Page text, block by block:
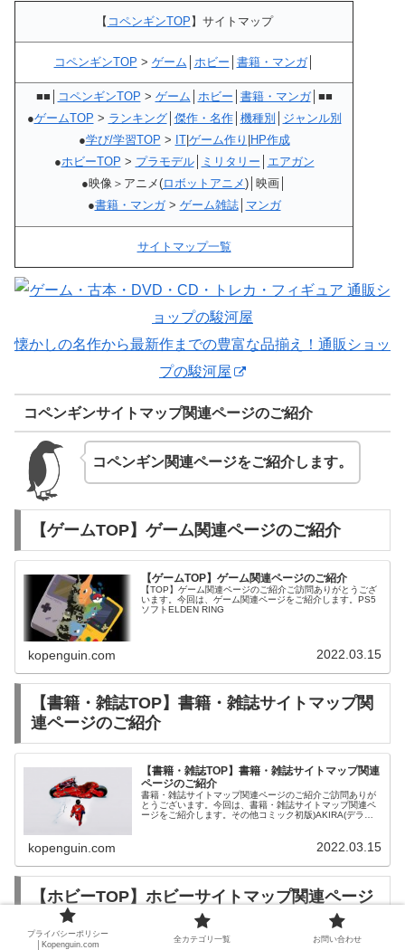
【 コペンギンTOP 】サイトマップ
コペンギンTOP > ゲーム ホビー 書籍・マンガ│
■■│ コペンギンTOP > ゲーム ホビー 書籍・マンガ│■■
●ゲームTOP > ランキング│ 傑作・名作│ 機種別
ジャンル別
●学び/学習TOP > IT| ゲーム作り HP作成
●ホビーTOP > プラモデル│ ミリタリー
エアガン
●映像＞アニメ(ロボットアニメ)│映画│
●書籍・マンガ> ゲーム雑誌│ マンガ
サイトマップ一覧
懐かしの名作から最新作までの豊富な品揃え！通販ショッ
プの駿河屋
コペンギンサイトマップ関連ページのご紹介
コペンギン関連ページをご紹介します。
【ゲームTOP】ゲーム関連ページのご紹介
【ゲームTOP】ゲーム関連ページのご紹介
【TOP】ゲーム関連ページのご紹介ご訪問ありがとうござ
います。今回は、ゲーム関連ページをご紹介します。PS5
ソフトELDEN RING
kopenguin.com 2022.03.15
【書籍・雑誌TOP】書籍・雑誌サイトマップ関
連ページのご紹介
【書籍・雑誌TOP】書籍・雑誌サイトマップ関連
ページのご紹介
書籍・雑誌サイトマップ関連ページのご紹介ご訪問ありが
とうございます。今回は、書籍・雑誌サイトマップ関連ペ
ージをご紹介します。その他コミック初版)AKIRA(デラッ
kopenguin.com 2022.03.15
【ホビーTOP】ホビーサイトマップ関連ページ
のご紹介
プライバシーポリシー
│Kopenguin.com
全カテゴリ一覧 お問い合わせ